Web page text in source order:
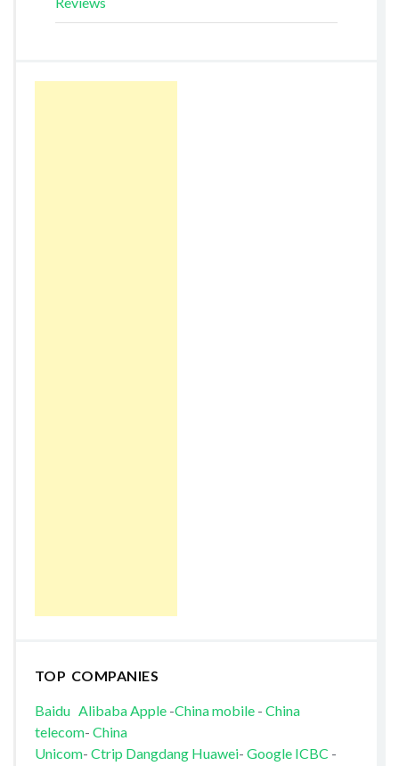
TOP COMPANIES
Baidu AlibabaApple-China mobile- China
telecom- China
Unicom- Ctrip Dangdang Huawei- Google ICBC -